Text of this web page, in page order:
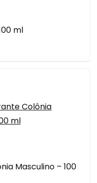
ml
Masculino – 100